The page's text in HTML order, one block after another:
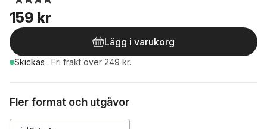
159 kr
Lägg i varukorg
Skickas . Fri frakt över 249 kr.
Fler format och utgåvor